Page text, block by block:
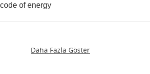
code of energy
Daha Fazla Göster